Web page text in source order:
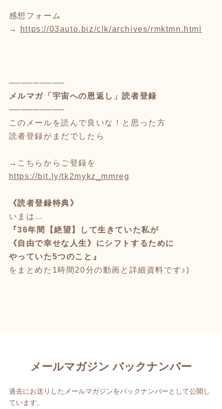
感想フォーム
→
https://03auto.biz/clk/archives/rmktmn.html
─────────
メルマガ「宇宙への恩返し」読者登録
─────────
このメールを読んで良いな！と思った方
読者登録がまだでしたら
→こちらからご登録を
https://bit.ly/tk2mykz_mmreg
《読者登録特典》
いまは…
『36年間【絶望】して生きていた私が
《自由で幸せな人生》にシフトするために
やっていた5つのこと』
をまとめた1時間20分の動画と詳細資料です♪)
メールマガジン バックナンバー
過去にお送りしたメールマガジンをバックナンバーとして公開し
ています。